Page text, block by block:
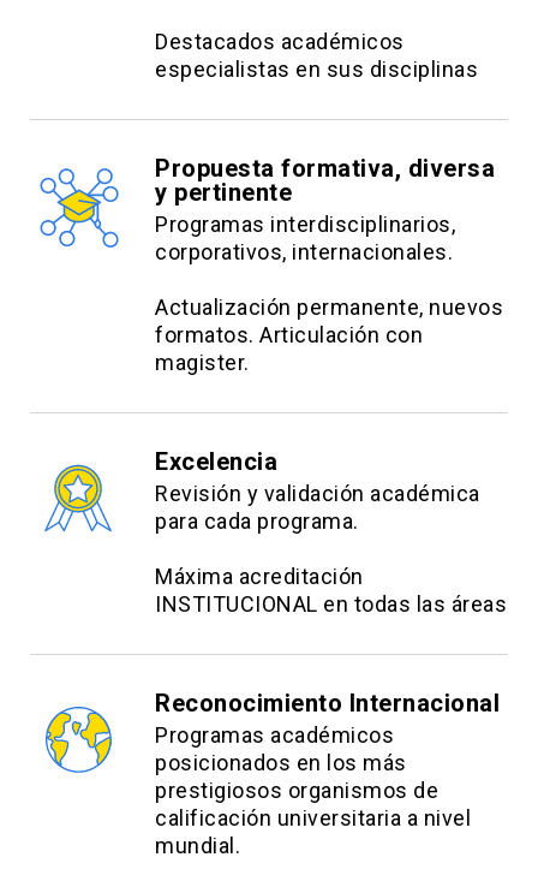
Destacados académicos
especialistas en sus disciplinas
Propuesta formativa, diversa
y pertinente
Programas interdisciplinarios,
corporativos, internacionales.
Actualización permanente, nuevos
formatos. Articulación con
magister.
Excelencia
Revisión y validación académica
para cada programa.
Máxima acreditación
INSTITUCIONAL en todas las áreas
Reconocimiento Internacional
Programas académicos
posicionados en los más
prestigiosos organismos de
calificación universitaria a nivel
mundial.